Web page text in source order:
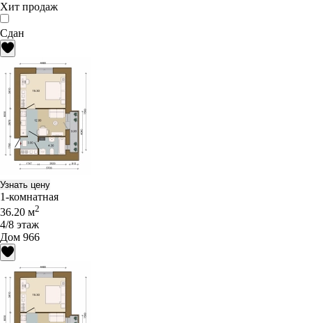
Хит продаж
Сдан
Узнать цену
1-комнатная
36.20 м2
4/8 этаж
Дом 966